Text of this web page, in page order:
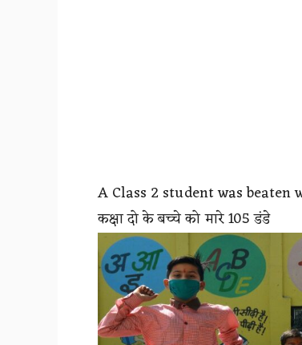
A Class 2 student was beaten
कक्षा दो के बच्चे को मारे 105 डंडे